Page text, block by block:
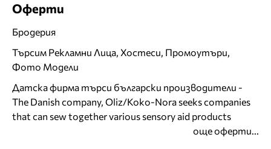
Оферти
Бродерия
Търсим Рекламни Лица, Хостеси, Промоутъри,
Фото Модели
Датска фирма търси български производители -
The Danish company, Oliz/Koko-Nora seeks companies
that can sew together various sensory aid products
още оферти...